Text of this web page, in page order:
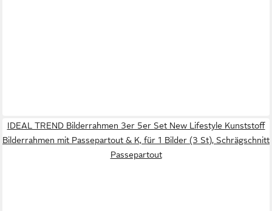
IDEAL TREND Bilderrahmen 3er 5er Set New Lifestyle Kunststoff
Bilderrahmen mit Passepartout & K, für 1 Bilder (3 St), Schrägschnitt
Passepartout